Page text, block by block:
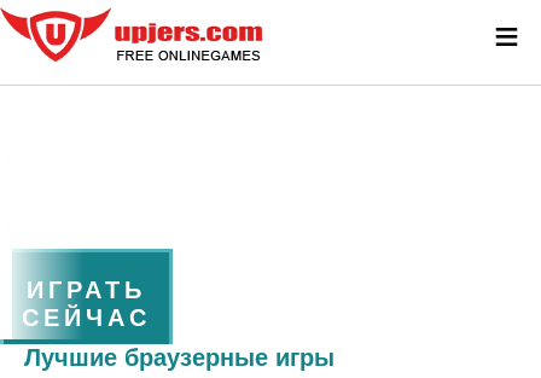
ИГРАТЬ
СЕЙЧАС
Лучшие браузерные игры
≡